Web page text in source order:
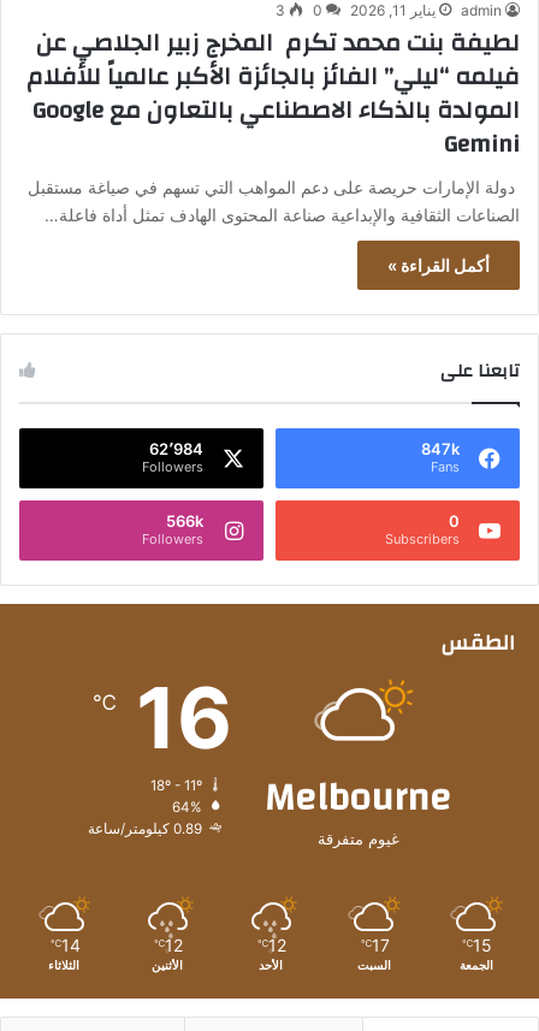
admin يناير 11, 2026 0
3
لطيفة بنت محمد تكرم المخرج زبير الجلاصي عن
فيلمه “ليلي” الفائز بالجائزة الأكبر عالمياً للأفلام
المولدة بالذكاء الاصطناعي بالتعاون مع Google
Gemini
دولة الإمارات حريصة على دعم المواهب التي تسهم في صياغة مستقبل
الصناعات الثقافية والإبداعية صناعة المحتوى الهادف تمثل أداة فاعلة…
أكمل القراءة »
تابعنا على
847k
Fans
62٬984
Followers
0
Subscribers
566k
Followers
الطقس
Melbourne
غيوم متفرقة
16
℃
64%
0.89 كيلومتر/ساعة
15
℃
الجمعة
17
℃
السبت
12
℃
الأحد
12
℃
الأثنين
14
℃
الثلاثاء